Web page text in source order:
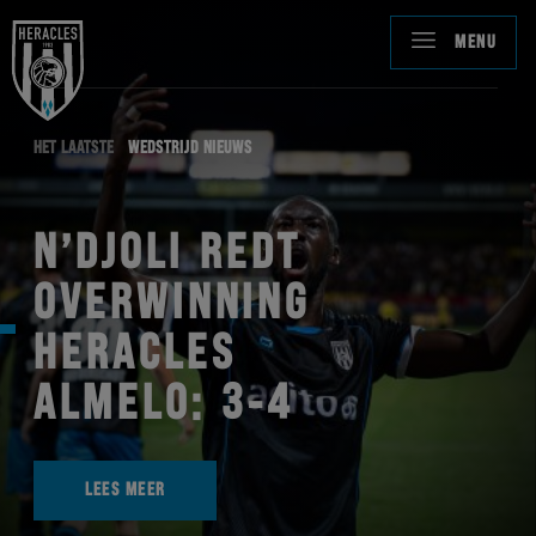
MENU
HET LAATSTE WEDSTRIJD NIEUWS
N’DJOLI REDT
OVERWINNING
HERACLES
ALMELO: 3-4
LEES MEER